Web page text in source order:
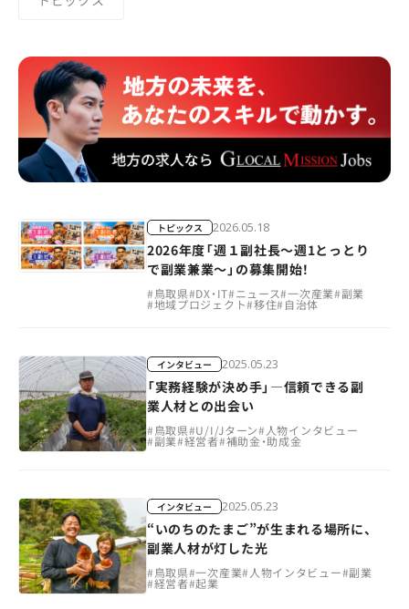
トピックス 2026.05.18
2026年度「週１副社長～週1とっとり
で副業兼業～」の募集開始！
#鳥取県#DX・IT#ニュース#一次産業#副業
#地域プロジェクト#移住# 自治体
インタビュー 2025.05.23
「実務経験が決め手」―信頼できる副
業人材との出会い
#鳥取県#U/I/Jターン# 人物インタビュー
#副業#経営者#補助金・助成金
インタビュー 2025.05.23
“いのちのたまご”が生まれる場所に、
副業人材が灯した光
#鳥取県#一次産業# 人物インタビュー#副業
#経営者#起業